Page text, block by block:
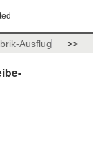
Ausflug >>